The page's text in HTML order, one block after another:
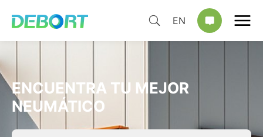
EN
ENCUENTRA TU MEJOR
NEUMÁTICO